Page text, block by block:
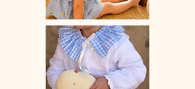
ou un pull pour un look bohème et
intemporel.
👩‍👧 Pour un duo plein de tendresse,
associez-le aupull femme assorti
créez un adorable effet
Matchy
Matchyen famille.
💛 Un vêtement unique, conçu avec